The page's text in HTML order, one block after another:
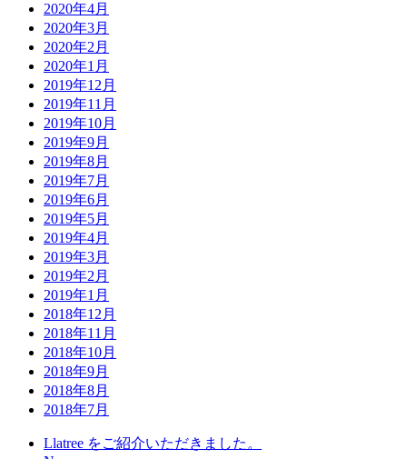
2020年4月
2020年3月
2020年2月
2020年1月
2019年12月
2019年11月
2019年10月
2019年9月
2019年8月
2019年7月
2019年6月
2019年5月
2019年4月
2019年3月
2019年2月
2019年1月
2018年12月
2018年11月
2018年10月
2018年9月
2018年8月
2018年7月
Llatree をご紹介いただきました。